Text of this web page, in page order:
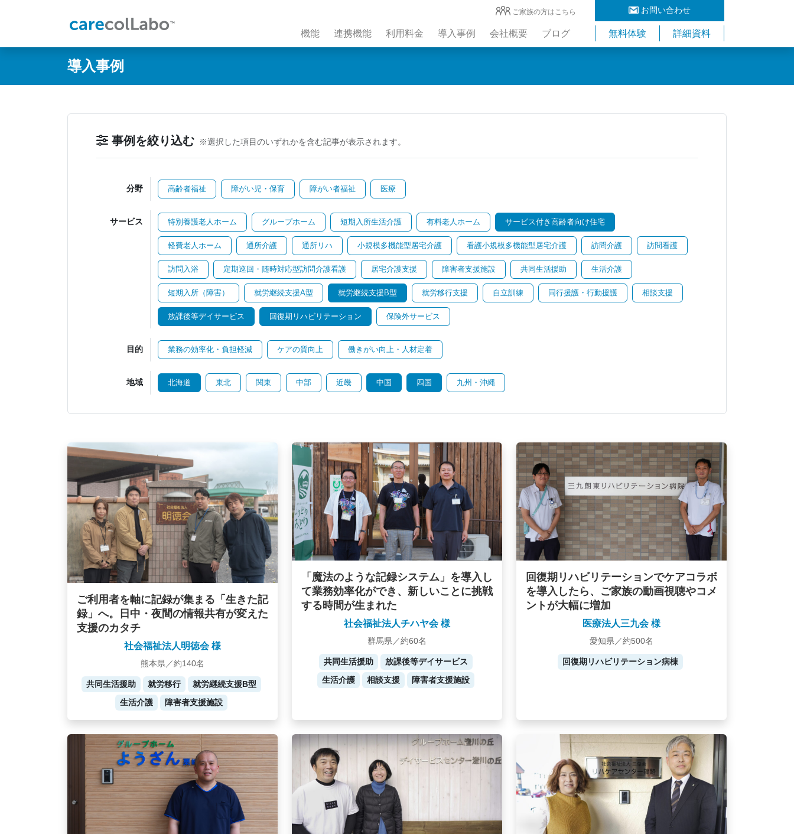
お問い合わせ
ご家族の方はこちら
機能 連携機能 利用料金 導入事例 会社概要 ブログ 無料体験 詳細資料
導入事例
事例を絞り込む ※選択した項目のいずれかを含む記事が表示されます。
分野 高齢者福祉 障がい児・保育 障がい者福祉 医療
サービス 特別養護老人ホーム グループホーム 短期入所生活介護 有料老人ホーム サービス付き高齢者向け住宅
軽費老人ホーム 通所介護 通所リハ 小規模多機能型居宅介護 看護小規模多機能型居宅介護 訪問介護 訪問看護
訪問入浴 定期巡回・随時対応型訪問介護看護 居宅介護支援 障害者支援施設 共同生活援助 生活介護
短期入所（障害） 就労継続支援A型 就労継続支援B型 就労移行支援 自立訓練 同行援護・行動援護 相談支援
放課後等デイサービス 回復期リハビリテーション 保険外サービス
目的 業務の効率化・負担軽減 ケアの質向上 働きがい向上・人材定着
地域 北海道 東北 関東 中部 近畿 中国 四国 九州・沖縄
ご利用者を軸に記録が集まる「生きた記
録」へ。日中・夜間の情報共有が変えた
支援のカタチ
社会福祉法人明徳会 様
熊本県／約140名
共同生活援助 就労移行
就労継続支援B型
生活介護
障害者支援施設
「魔法のような記録システム」を導入し
て業務効率化ができ、新しいことに挑戦
する時間が生まれた
社会福祉法人チハヤ会 様
群馬県／約60名
共同生活援助
放課後等デイサービス
生活介護
相談支援 障害者支援施設
回復期リハビリテーションでケアコラボ
を導入したら、ご家族の動画視聴やコメ
ントが大幅に増加
医療法人三九会 様
愛知県／約500名
回復期リハビリテーション病棟